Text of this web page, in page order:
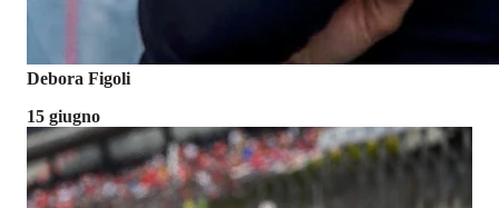
Debora Figoli
15 giugno